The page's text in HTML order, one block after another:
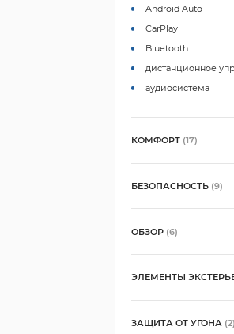
Android Auto
CarPlay
Bluetooth
дистанционное
аудиосистема
КОМФОРТ (17)
БЕЗОПАСНОСТЬ (9)
ОБЗОР (6)
ЭЛЕМЕНТЫ
ЗАЩИТА ОТ УГОНА (2)